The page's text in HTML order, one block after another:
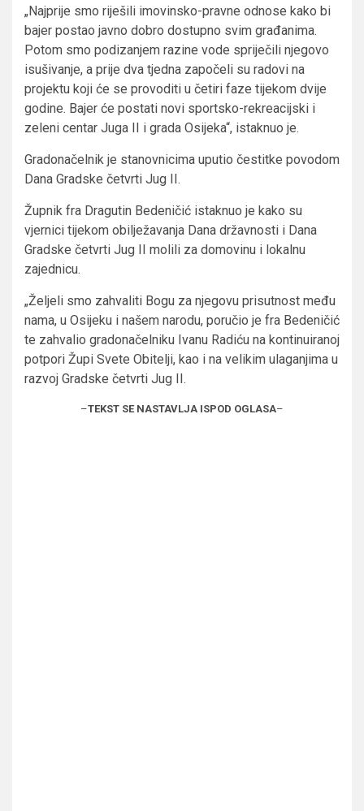
„Najprije smo riješili imovinsko-pravne odnose kako bi
bajer postao javno dobro dostupno svim građanima.
Potom smo podizanjem razine vode spriječili njegovo
isušivanje, a prije dva tjedna započeli su radovi na
projektu koji će se provoditi u četiri faze tijekom dvije
godine. Bajer će postati novi sportsko-rekreacijski i
zeleni centar Juga II i grada Osijeka“, istaknuo je.
Gradonačelnik je stanovnicima uputio čestitke povodom
Dana Gradske četvrti Jug II.
Župnik fra Dragutin Bedeničić istaknuo je kako su
vjernici tijekom obilježavanja Dana državnosti i Dana
Gradske četvrti Jug II molili za domovinu i lokalnu
zajednicu.
„Željeli smo zahvaliti Bogu za njegovu prisutnost među
nama, u Osijeku i našem narodu, poručio je fra Bedeničić
te zahvalio gradonačelniku Ivanu Radiću na kontinuiranoj
potpori Župi Svete Obitelji, kao i na velikim ulaganjima u
razvoj Gradske četvrti Jug II.
–TEKST SE NASTAVLJA ISPOD OGLASA–